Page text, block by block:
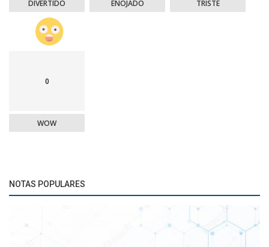
DIVERTIDO ENOJADO TRISTE
0
WOW
NOTAS POPULARES